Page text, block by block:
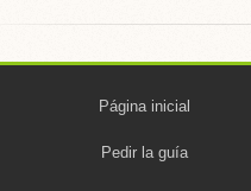
Página inicial
Pedir la guía